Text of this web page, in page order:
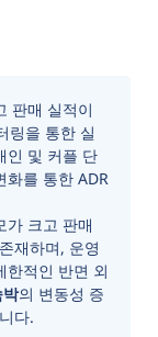
판매 실적이
링을 통한 실
인 및 커플 단
화를 통한 ADR
가 크고 판매
재하며, 운영
한적인 반면 외
의 변동성 증
다.